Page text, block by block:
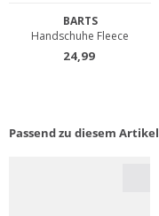
Passend zu diesem Artikel